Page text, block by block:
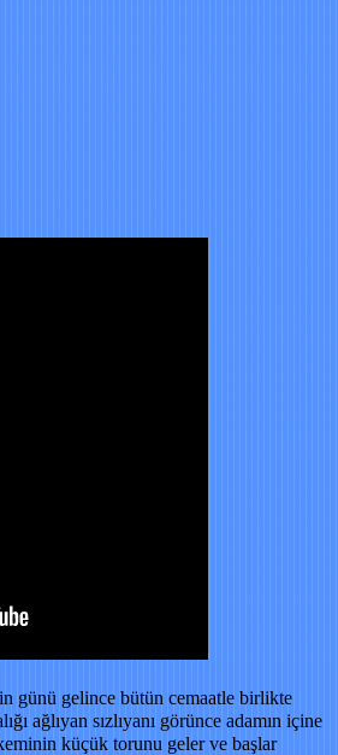
günü gelince bütün cemaatle birlikte
ağlıyan sızlıyanı görünce adamın içine
küçük torunu geler ve başlar